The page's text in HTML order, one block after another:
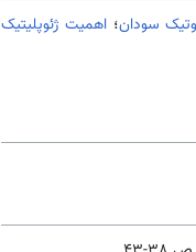
سودان؛ اهمیت ژئوپلیتیک